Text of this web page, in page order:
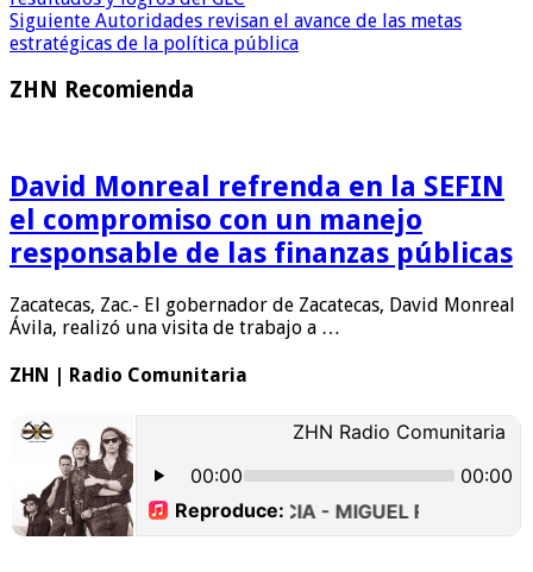
Siguiente Autoridades revisan el avance de las metas
estratégicas de la política pública
ZHN Recomienda
David Monreal refrenda en la SEFIN
el compromiso con un manejo
responsable de las finanzas públicas
Zacatecas, Zac.- El gobernador de Zacatecas, David Monreal
Ávila, realizó una visita de trabajo a …
ZHN | Radio Comunitaria